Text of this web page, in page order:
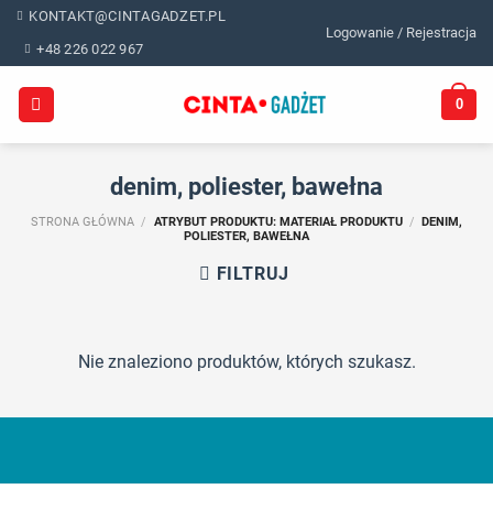
Skip
content
KONTAKT@CINTAGADZET.PL
+48 226 022 967
Logowanie / Rejestracja
0
denim, poliester, bawełna
STRONA GŁÓWNA / ATRYBUT PRODUKTU: MATERIAŁ PRODUKTU /
DENIM,
POLIESTER, BAWEŁNA
FILTRUJ
Nie znaleziono produktów, których szukasz.